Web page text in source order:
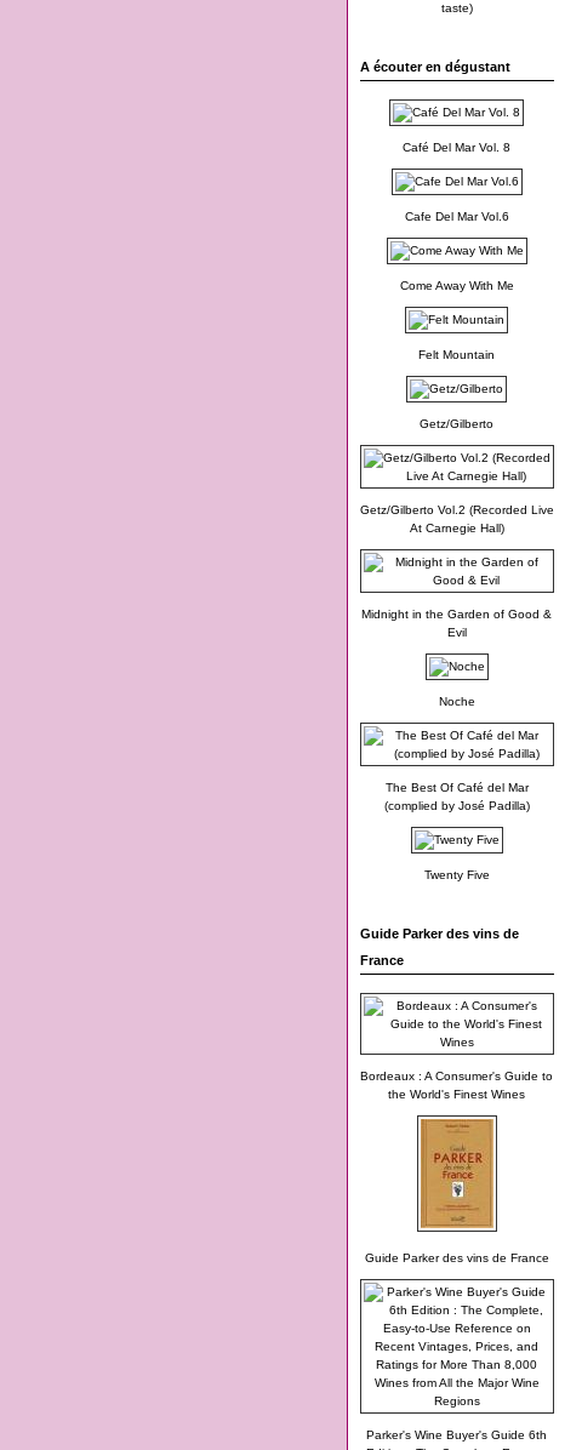
taste)
A écouter en dégustant
Café Del Mar Vol. 8
Cafe Del Mar Vol.6
Come Away With Me
Felt Mountain
Getz/Gilberto
Getz/Gilberto Vol.2 (Recorded Live
At Carnegie Hall)
Midnight in the Garden of Good &
Evil
Noche
The Best Of Café del Mar
(complied by José Padilla)
Twenty Five
Guide Parker des vins de
France
Bordeaux : A Consumer's Guide to
the World's Finest Wines
Guide Parker des vins de France
Parker's Wine Buyer's Guide 6th